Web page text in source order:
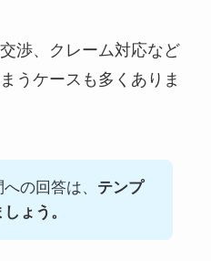
渉、クレーム対応など
うケースも多くありま
の回答は、 テンプ
ょう。